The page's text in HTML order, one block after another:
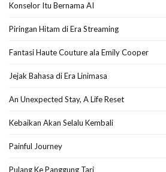
Konselor Itu Bernama AI
Piringan Hitam di Era Streaming
Fantasi Haute Couture ala Emily Cooper
Jejak Bahasa di Era Linimasa
An Unexpected Stay, A Life Reset
Kebaikan Akan Selalu Kembali
Painful Journey
Pulang Ke Panggung Tari